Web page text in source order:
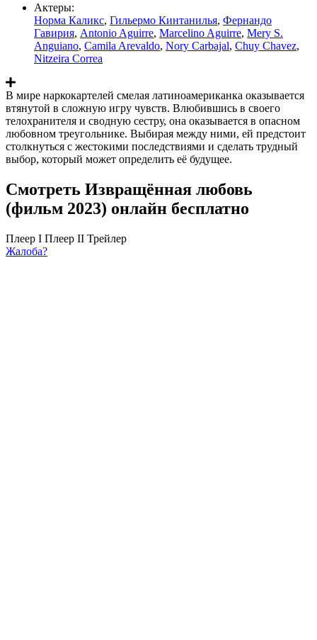
Актеры:
Норма Каликс, Гильермо Кинтанилья, Фернандо
Гавирия, Antonio Aguirre, Marcelino Aguirre, Mery S.
Anguiano, Camila Arevaldo, Nory Carbajal, Chuy Chavez,
Nitzeira Correa
В мире наркокартелей смелая латиноамериканка оказывается
втянутой в сложную игру чувств. Влюбившись в своего
телохранителя и сводную сестру, она оказывается в опасном
любовном треугольнике. Выбирая между ними, ей предстоит
столкнуться с жестокими последствиями и сделать трудный
выбор, который может определить её будущее.
Смотреть Извращённая любовь
(фильм 2023) онлайн бесплатно
Плеер I Плеер II Трейлер
Жалоба?